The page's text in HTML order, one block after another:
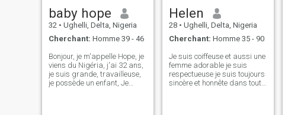
beaucoup plus à dire, mais
je ne peux pas les dire tous
ici. Merci.
baby hope
32 • Ughelli, Delta, Nigeria
Cherchant: Homme 39 - 46
Bonjour, je m'appelle Hope, je
viens du Nigéria, j'ai 32 ans,
je suis grande, travailleuse,
je possède un enfant, Je
Helen
28 • Ughelli, Delta, Nigeria
Cherchant: Homme 35 - 90
Je suis coiffeuse et aussi une
femme adorable je suis
respectueuse je suis toujours
sincère et honnête dans tout